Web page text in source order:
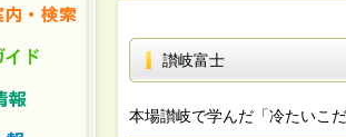
讃岐富士
本場讃岐で学んだ「冷たいこ